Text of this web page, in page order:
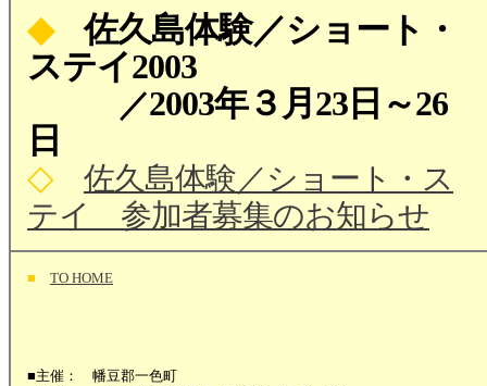
◆
佐久島体験／ショート・
ステイ2003
／2003年３月23日～26
日
◇
佐久島体験／ショート・ス
テイ 参加者募集のお知らせ
■ TO HOME
■主催： 幡豆郡一色町